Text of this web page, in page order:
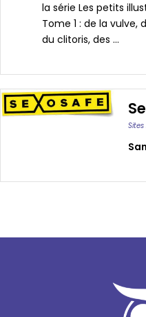
la série Les petits
Tome 1 : de la vulve,
du clitoris, des ...